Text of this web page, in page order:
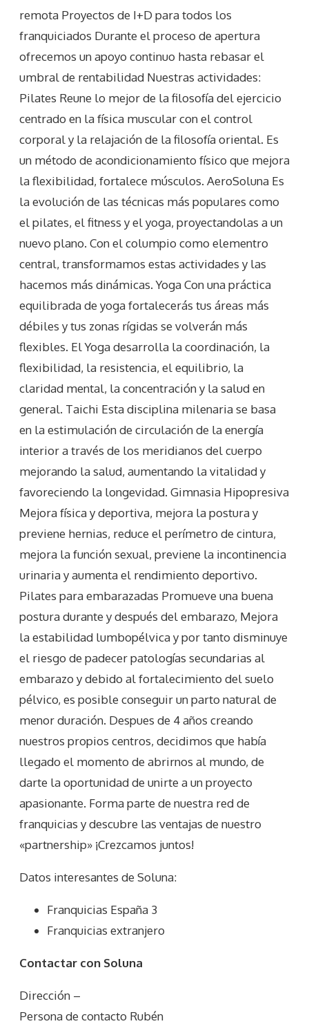
remota Proyectos de I+D para todos los
franquiciados Durante el proceso de apertura
ofrecemos un apoyo continuo hasta rebasar el
umbral de rentabilidad Nuestras actividades:
Pilates Reune lo mejor de la filosofía del ejercicio
centrado en la física muscular con el control
corporal y la relajación de la filosofía oriental. Es
un método de acondicionamiento físico que mejora
la flexibilidad, fortalece músculos. AeroSoluna Es
la evolución de las técnicas más populares como
el pilates, el fitness y el yoga, proyectandolas a un
nuevo plano. Con el columpio como elementro
central, transformamos estas actividades y las
hacemos más dinámicas. Yoga Con una práctica
equilibrada de yoga fortalecerás tus áreas más
débiles y tus zonas rígidas se volverán más
flexibles. El Yoga desarrolla la coordinación, la
flexibilidad, la resistencia, el equilibrio, la
claridad mental, la concentración y la salud en
general. Taichi Esta disciplina milenaria se basa
en la estimulación de circulación de la energía
interior a través de los meridianos del cuerpo
mejorando la salud, aumentando la vitalidad y
favoreciendo la longevidad. Gimnasia Hipopresiva
Mejora física y deportiva, mejora la postura y
previene hernias, reduce el perímetro de cintura,
mejora la función sexual, previene la incontinencia
urinaria y aumenta el rendimiento deportivo.
Pilates para embarazadas Promueve una buena
postura durante y después del embarazo, Mejora
la estabilidad lumbopélvica y por tanto disminuye
el riesgo de padecer patologías secundarias al
embarazo y debido al fortalecimiento del suelo
pélvico, es posible conseguir un parto natural de
menor duración. Despues de 4 años creando
nuestros propios centros, decidimos que había
llegado el momento de abrirnos al mundo, de
darte la oportunidad de unirte a un proyecto
apasionante. Forma parte de nuestra red de
franquicias y descubre las ventajas de nuestro
«partnership» ¡Crezcamos juntos!
Datos interesantes de Soluna:
Franquicias España 3
Franquicias extranjero
Contactar con Soluna
Dirección –
Persona de contacto Rubén